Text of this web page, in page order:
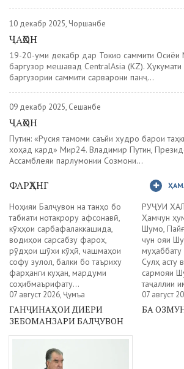
10 декабр 2025, Чоршанбе
ҶАҲОН
19-20-уми декабр дар Токио саммити Осиёи
баргузор мешавад CentralAsia (KZ).
баргузории саммити сарварони панҷ...
09 декабр 2025, Сешанбе
ҶАҲОН
Путин: «Русия тамоми саъйи худро барои
хоҳад кард» Мир24. Владимир Путин,
Ассамблеяи парлумонии Созмони...
ФАРҲАНГ
Ноҳияи Балҷувон на танҳо бо
табиати нотакрору афсонавӣ,
кӯҳҳои сарбафалаккашида,
водиҳои сарсабзу фарох,
рӯдҳои шӯхи кӯҳӣ, чашмаҳои
софу зулол, балки бо таъриху
фарҳанги куҳан, мардуми
соҳибмаърифату...
07 август 2026, Ҷумъа
ГАНҶИНАҲОИ ДИЁРИ
ЗЕБОМАНЗАРИ БАЛҶУВОН
РУҶУИ
Ҳамчун
Шумо,
чун ояи
Сулҳ асту
сармояи
таҷаллии
07 август
БА